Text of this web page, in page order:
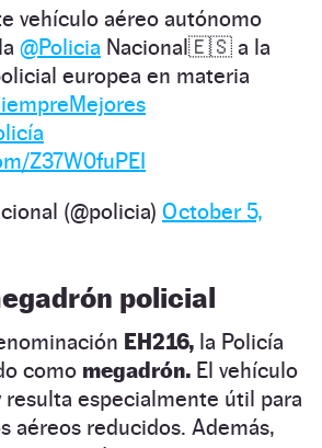
vehículo aéreo autónomo
@Policia Nacional🇪🇸 a la
europea en materia
Z37W0fuPEI
(@policia) October 5,
policial
EH216, la Policía
como megadrón. El vehículo
resulta especialmente útil para
aéreos reducidos. Además,